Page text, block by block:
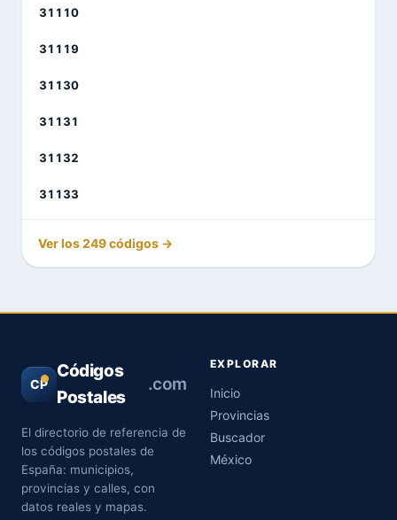
31110
31119
31130
31131
31132
31133
Ver los 249 códigos →
CP
Códigos
Postales
.com
El directorio de referencia de
los códigos postales de
España: municipios,
provincias y calles, con
datos reales y mapas.
EXPLORAR
Inicio
Provincias
Buscador
México